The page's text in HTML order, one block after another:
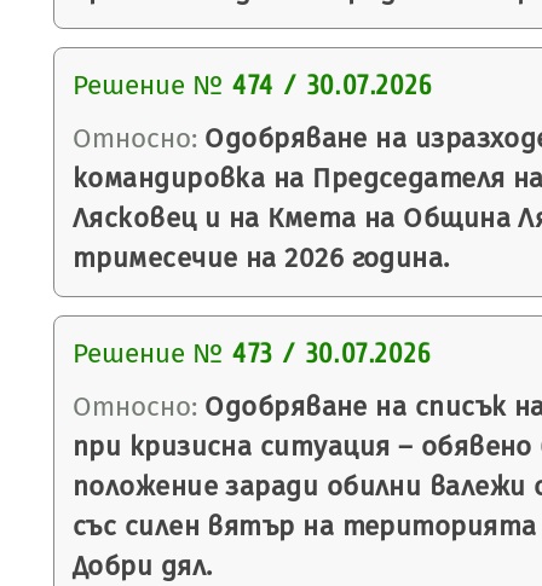
Решение № 474 / 30.07.2026
Относно: Одобряване на
командировка на Председателя
Лясковец и на Кмета на Община
тримесечие на 2026 година.
Решение № 473 / 30.07.2026
Относно: Одобряване на списък
при кризисна ситуация –
положение заради обилни
със силен вятър на територията
Добри дял.